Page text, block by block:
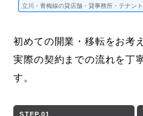
立川・青梅線の貸店舗・貸事務所・テナン
初めての開業・移転をお考
実際の契約までの流れを丁
す。
STEP.01